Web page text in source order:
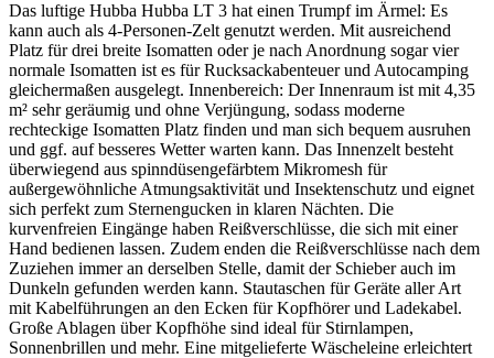
Das luftige Hubba Hubba LT 3 hat einen Trumpf im Ärmel: Es
kann auch als 4-Personen-Zelt genutzt werden. Mit ausreichend
Platz für drei breite Isomatten oder je nach Anordnung sogar vier
normale Isomatten ist es für Rucksackabenteuer und Autocamping
gleichermaßen ausgelegt. Innenbereich: Der Innenraum ist mit 4,35
m² sehr geräumig und ohne Verjüngung, sodass moderne
rechteckige Isomatten Platz finden und man sich bequem ausruhen
und ggf. auf besseres Wetter warten kann. Das Innenzelt besteht
überwiegend aus spinndüsengefärbtem Mikromesh für
außergewöhnliche Atmungsaktivität und Insektenschutz und eignet
sich perfekt zum Sternengucken in klaren Nächten. Die
kurvenfreien Eingänge haben Reißverschlüsse, die sich mit einer
Hand bedienen lassen. Zudem enden die Reißverschlüsse nach dem
Zuziehen immer an derselben Stelle, damit der Schieber auch im
Dunkeln gefunden werden kann. Stautaschen für Geräte aller Art
mit Kabelführungen an den Ecken für Kopfhörer und Ladekabel.
Große Ablagen über Kopfhöhe sind ideal für Stirnlampen,
Sonnenbrillen und mehr. Eine mitgelieferte Wäscheleine erleichtert